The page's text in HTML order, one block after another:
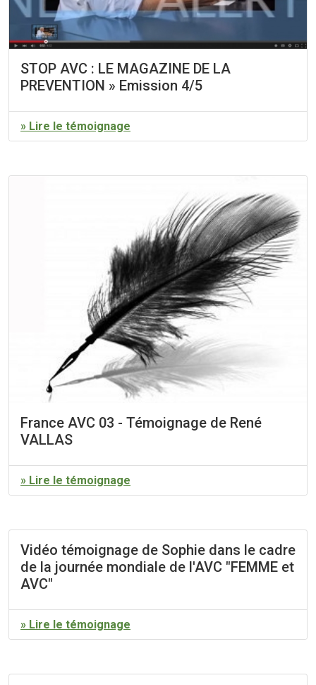
STOP AVC : LE MAGAZINE DE LA
PREVENTION » Emission 4/5
» Lire le témoignage
France AVC 03 - Témoignage de René
VALLAS
» Lire le témoignage
Vidéo témoignage de Sophie dans le cadre
de la journée mondiale de l'AVC "FEMME et
AVC"
» Lire le témoignage